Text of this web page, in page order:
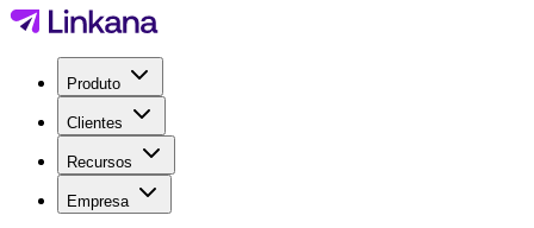
Produto
Clientes
Recursos
Empresa